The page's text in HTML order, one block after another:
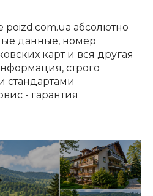
poizd.com.ua абсолютно
данные, номер
карт и вся другая
строго
- гарантия